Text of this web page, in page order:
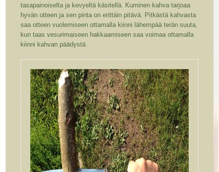
tasapainoiselta ja kevyeltä käsitellä. Kuminen kahva tarjoaa
hyvän otteen ja sen pinta on erittäin pitävä. Pitkästä kahvasta
saa otteen vuolemiseen ottamalla kiinni lähempää terän suuta,
kun taas vesurimaiseen hakkaamiseen saa voimaa ottamalla
kiinni kahvan päädystä.